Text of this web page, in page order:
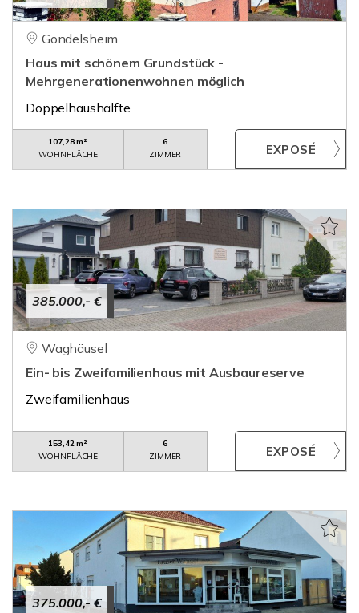
Gondelsheim
Haus mit schönem Grundstück -
Mehrgenerationenwohnen möglich
Doppelhaushälfte
107,28 m²
WOHNFLÄCHE
6
ZIMMER
385.000,- €
Waghäusel
Ein- bis Zweifamilienhaus mit Ausbaureserve
Zweifamilienhaus
153,42 m²
WOHNFLÄCHE
6
ZIMMER
375.000,- €